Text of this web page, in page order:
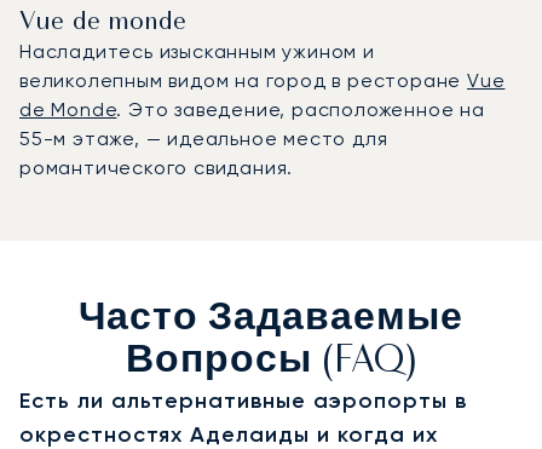
Vue de monde
Насладитесь изысканным ужином и
великолепным видом на город в ресторане Vue
de Monde. Это заведение, расположенное на
55-м этаже, — идеальное место для
романтического свидания.
Часто Задаваемые
Вопросы (FAQ)
Есть ли альтернативные аэропорты в
окрестностях Аделаиды и когда их